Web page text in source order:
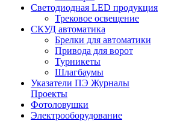
Светодиодная LED продукция
Трековое освещение
СКУД автоматика
Брелки для автоматики
Привода для ворот
Турникеты
Шлагбаумы
Указатели ПЭ Журналы
Проекты
Фотоловушки
Электрооборудование